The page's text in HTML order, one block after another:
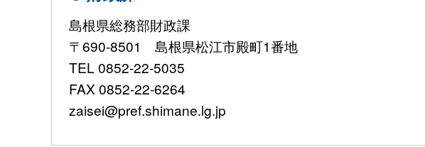
島根県総務部財政課
〒690-8501 島根県松江市殿町1番地
TEL 0852-22-5035
FAX 0852-22-6264
zaisei@pref.shimane.lg.jp